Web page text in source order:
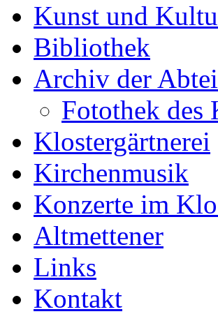
Kunst und
Bibliothek
Archiv der
Fotothek des
Klostergärtnerei
Kirchenmusik
Konzerte im
Altmettener
Links
Kontakt